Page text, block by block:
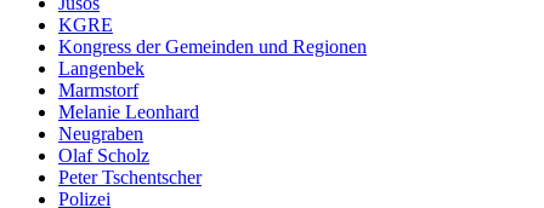
KGRE
Kongress der Gemeinden und Regionen
Langenbek
Marmstorf
Melanie Leonhard
Neugraben
Olaf Scholz
Peter Tschentscher
Polizei